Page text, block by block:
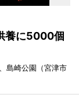
養に5000個
島崎公園（宮津市